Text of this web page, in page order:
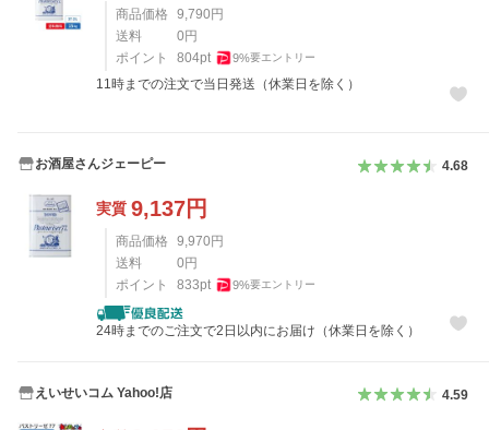
商品価格 9,790 円
送料
0 円
ポイント
804pt 9%要エントリー
11時までの注文で当日発送（休業日を除く）
お酒屋さんジェーピー 4.68
実質 9,137円
商品価格 9,970 円
送料
0 円
ポイント
833pt 9%要エントリー
24時までのご注文で2日以内にお届け（休業日を除く）
えいせいコム Yahoo!店 4.59